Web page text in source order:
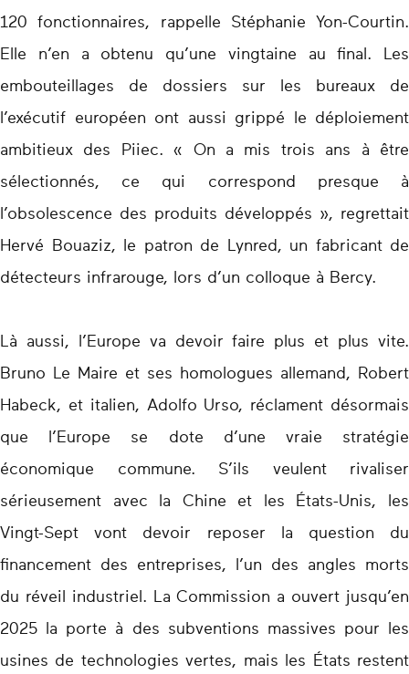
120 fonctionnaires, rappelle Stéphanie Yon-Courtin.
Elle n’en a obtenu qu’une vingtaine au final. Les
embouteillages de dossiers sur les bureaux de
l’exécutif européen ont aussi grippé le déploiement
ambitieux des Piiec. « On a mis trois ans à être
sélectionnés, ce qui correspond presque à
l’obsolescence des produits développés », regrettait
Hervé Bouaziz, le patron de Lynred, un fabricant de
détecteurs infrarouge, lors d’un colloque à Bercy.
Là aussi, l’Europe va devoir faire plus et plus vite.
Bruno Le Maire et ses homologues allemand, Robert
Habeck, et italien, Adolfo Urso, réclament désormais
que l’Europe se dote d’une vraie stratégie
économique commune. S’ils veulent rivaliser
sérieusement avec la Chine et les États-Unis, les
Vingt-Sept vont devoir reposer la question du
financement des entreprises, l’un des angles morts
du réveil industriel. La Commission a ouvert jusqu’en
2025 la porte à des subventions massives pour les
usines de technologies vertes, mais les États restent